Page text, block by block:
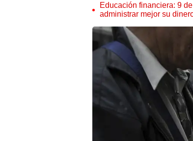
Educación financiera: 9
administrar mejor su